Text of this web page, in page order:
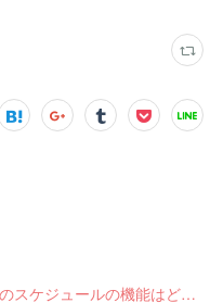
Q-2522 Shopのスケジュールとwebのスケジュールの機能はどう違いますか？